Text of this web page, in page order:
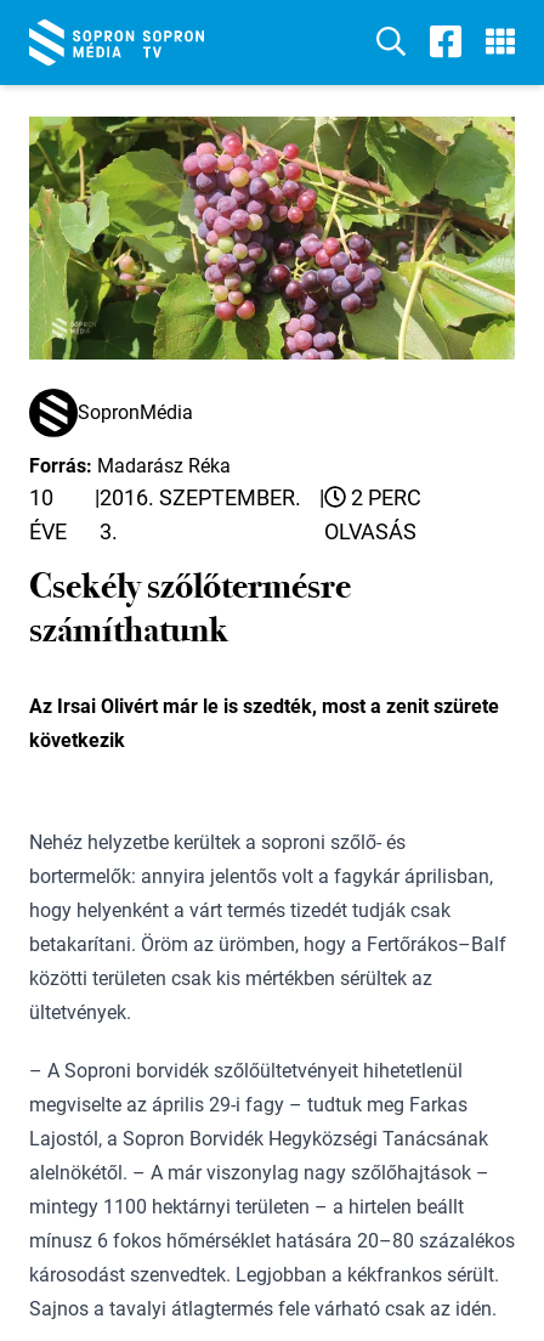
SopronMédia
Forrás: Madarász Réka
10
ÉVE
|2016. SZEPTEMBER.
3.
|
2 PERC
OLVASÁS
Csekély szőlőtermésre
számíthatunk
Az Irsai Olivért már le is szedték, most a zenit szürete
következik
Nehéz helyzetbe kerültek a soproni szőlő- és
bortermelők: annyira jelentős volt a fagykár áprilisban,
hogy helyenként a várt termés tizedét tudják csak
betakarítani. Öröm az ürömben, hogy a Fertőrákos–Balf
közötti területen csak kis mértékben sérültek az
ültetvények.
– A Soproni borvidék szőlőültetvényeit hihetetlenül
megviselte az április 29-i fagy – tudtuk meg Farkas
Lajostól, a Sopron Borvidék Hegyközségi Tanácsának
alelnökétől. – A már viszonylag nagy szőlőhajtások –
mintegy 1100 hektárnyi területen – a hirtelen beállt
mínusz 6 fokos hőmérséklet hatására 20–80 százalékos
károsodást szenvedtek. Legjobban a kékfrankos sérült.
Sajnos a tavalyi átlagtermés fele várható csak az idén.